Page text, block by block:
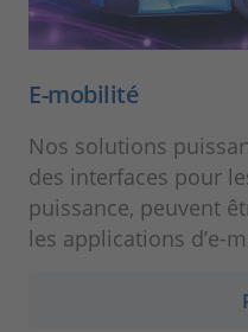
E-mobilité
Nos solutions
des interfaces pour
puissance, peuvent
les applications d’e-